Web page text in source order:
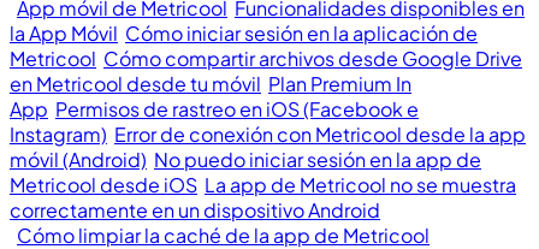
App móvil de Metricool Funcionalidades disponibles en
la App Móvil Cómo iniciar sesión en la aplicación de
Metricool Cómo compartir archivos desde Google Drive
en Metricool desde tu móvil Plan Premium In
App Permisos de rastreo en iOS (Facebook e
Instagram) Error de conexión con Metricool desde la app
móvil (Android) No puedo iniciar sesión en la app de
Metricool desde iOS La app de Metricool no se muestra
correctamente en un dispositivo Android
Cómo limpiar la caché de la app de Metricool